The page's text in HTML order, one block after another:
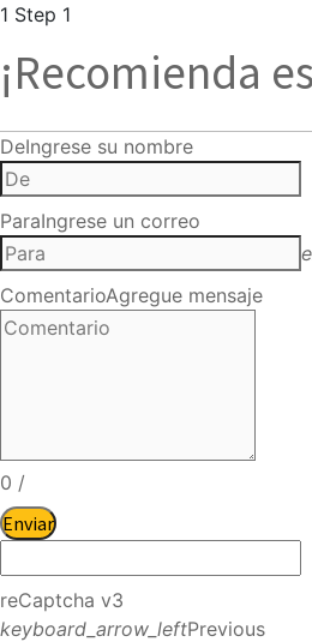
1 Step 1
¡Recomienda
DeIngrese su nombre
ParaIngrese un correo
ComentarioAgregue mensaje
0 /
Enviar
reCaptcha v3
keyboard_arrow_leftPrevious